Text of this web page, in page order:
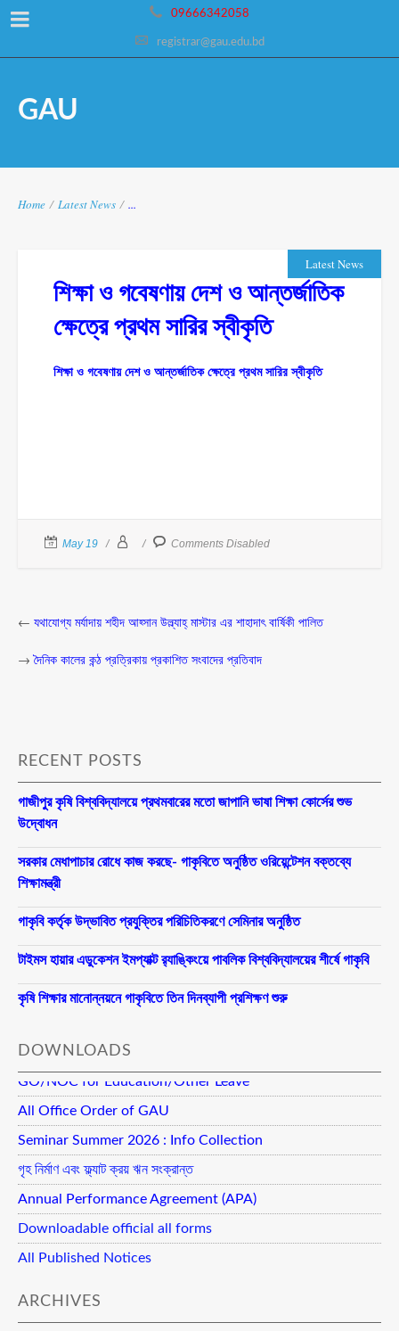
09666342058
registrar@gau.edu.bd
GAU
Home / Latest News / ...
Latest News
শিক্ষা ও গবেষণায় দেশ ও আন্তর্জাতিক
ক্ষেত্রে প্রথম সারির স্বীকৃতি
শিক্ষা ও গবেষণায় দেশ ও আন্তর্জাতিক ক্ষেত্রে প্রথম সারির স্বীকৃতি
May 19 Comments Disabled
← যথাযোগ্য মর্যাদায় শহীদ আহ্সান উল্ল্যাহ্ মাস্টার এর শাহাদাৎ বার্ষিকী পালিত
→দৈনিক কালের কন্ঠ প্রত্রিকায় প্রকাশিত সংবাদের প্রতিবাদ
RECENT POSTS
গাজীপুর কৃষি বিশ্ববিদ্যালয়ে প্রথমবারের মতো জাপানি ভাষা শিক্ষা কোর্সের শুভ
উদ্বোধন
সরকার মেধাপাচার রোধে কাজ করছে- গাকৃবিতে অনুষ্ঠিত ওরিয়েন্টেশন বক্তব্যে
শিক্ষামন্ত্রী
গাকৃবি কর্তৃক উদ্ভাবিত প্রযুক্তির পরিচিতিকরণে সেমিনার অনুষ্ঠিত
টাইমস হায়ার এডুকেশন ইমপ্যাক্ট র‍্যাঙ্কিংয়ে পাবলিক বিশ্ববিদ্যালয়ের শীর্ষে গাকৃবি
কৃষি শিক্ষার মানোন্নয়নে গাকৃবিতে তিন দিনব্যাপী প্রশিক্ষণ শুরু
DOWNLOADS
GO/NOC for Education/Other Leave
All Office Order of GAU
Seminar Summer 2026 : Info Collection
গৃহ নির্মাণ এবং ফ্ল্যাট ক্রয় ঋন সংক্রান্ত
Annual Performance Agreement (APA)
Downloadable official all forms
All Published Notices
ARCHIVES